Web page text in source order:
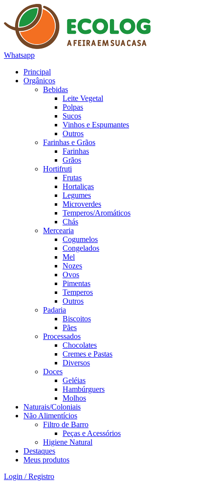
Whatsapp
Principal
Orgânicos
Bebidas
Leite Vegetal
Polpas
Sucos
Vinhos e Espumantes
Outros
Farinhas e Grãos
Farinhas
Grãos
Hortifruti
Frutas
Hortaliças
Legumes
Microverdes
Temperos/Aromáticos
Chás
Mercearia
Cogumelos
Congelados
Mel
Nozes
Ovos
Pimentas
Temperos
Outros
Padaria
Biscoitos
Pães
Processados
Chocolates
Cremes e Pastas
Diversos
Doces
Geléias
Hambúrguers
Molhos
Naturais/Coloniais
Não Alimentícios
Filtro de Barro
Peças e Acessórios
Higiene Natural
Destaques
Meus produtos
Login / Registro